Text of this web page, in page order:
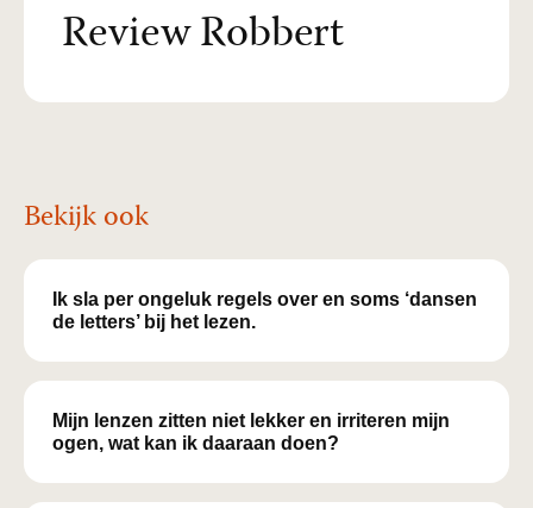
Review Robbert
Bekijk ook
Ik sla per ongeluk regels over en soms ‘dansen
de letters’ bij het lezen.
Mijn lenzen zitten niet lekker en irriteren mijn
ogen, wat kan ik daaraan doen?